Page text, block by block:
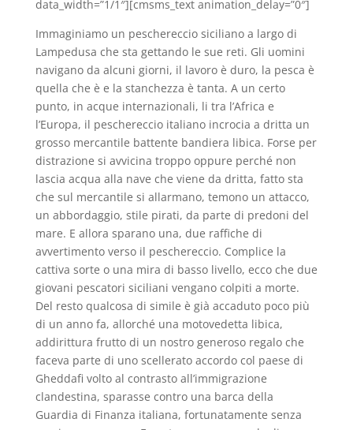
data_width=”1/1″][cmsms_text animation_delay=”0″]
Immaginiamo un peschereccio siciliano a largo di
Lampedusa che sta gettando le sue reti. Gli uomini
navigano da alcuni giorni, il lavoro è duro, la pesca è
quella che è e la stanchezza è tanta. A un certo
punto, in acque internazionali, li tra l’Africa e
l’Europa, il peschereccio italiano incrocia a dritta un
grosso mercantile battente bandiera libica. Forse per
distrazione si avvicina troppo oppure perché non
lascia acqua alla nave che viene da dritta, fatto sta
che sul mercantile si allarmano, temono un attacco,
un abbordaggio, stile pirati, da parte di predoni del
mare. E allora sparano una, due raffiche di
avvertimento verso il peschereccio. Complice la
cattiva sorte o una mira di basso livello, ecco che due
giovani pescatori siciliani vengano colpiti a morte.
Del resto qualcosa di simile è già accaduto poco più
di un anno fa, allorché una motovedetta libica,
addirittura frutto di un nostro generoso regalo che
faceva parte di uno scellerato accordo col paese di
Gheddafi volto al contrasto all’immigrazione
clandestina, sparasse contro una barca della
Guardia di Finanza italiana, fortunatamente senza